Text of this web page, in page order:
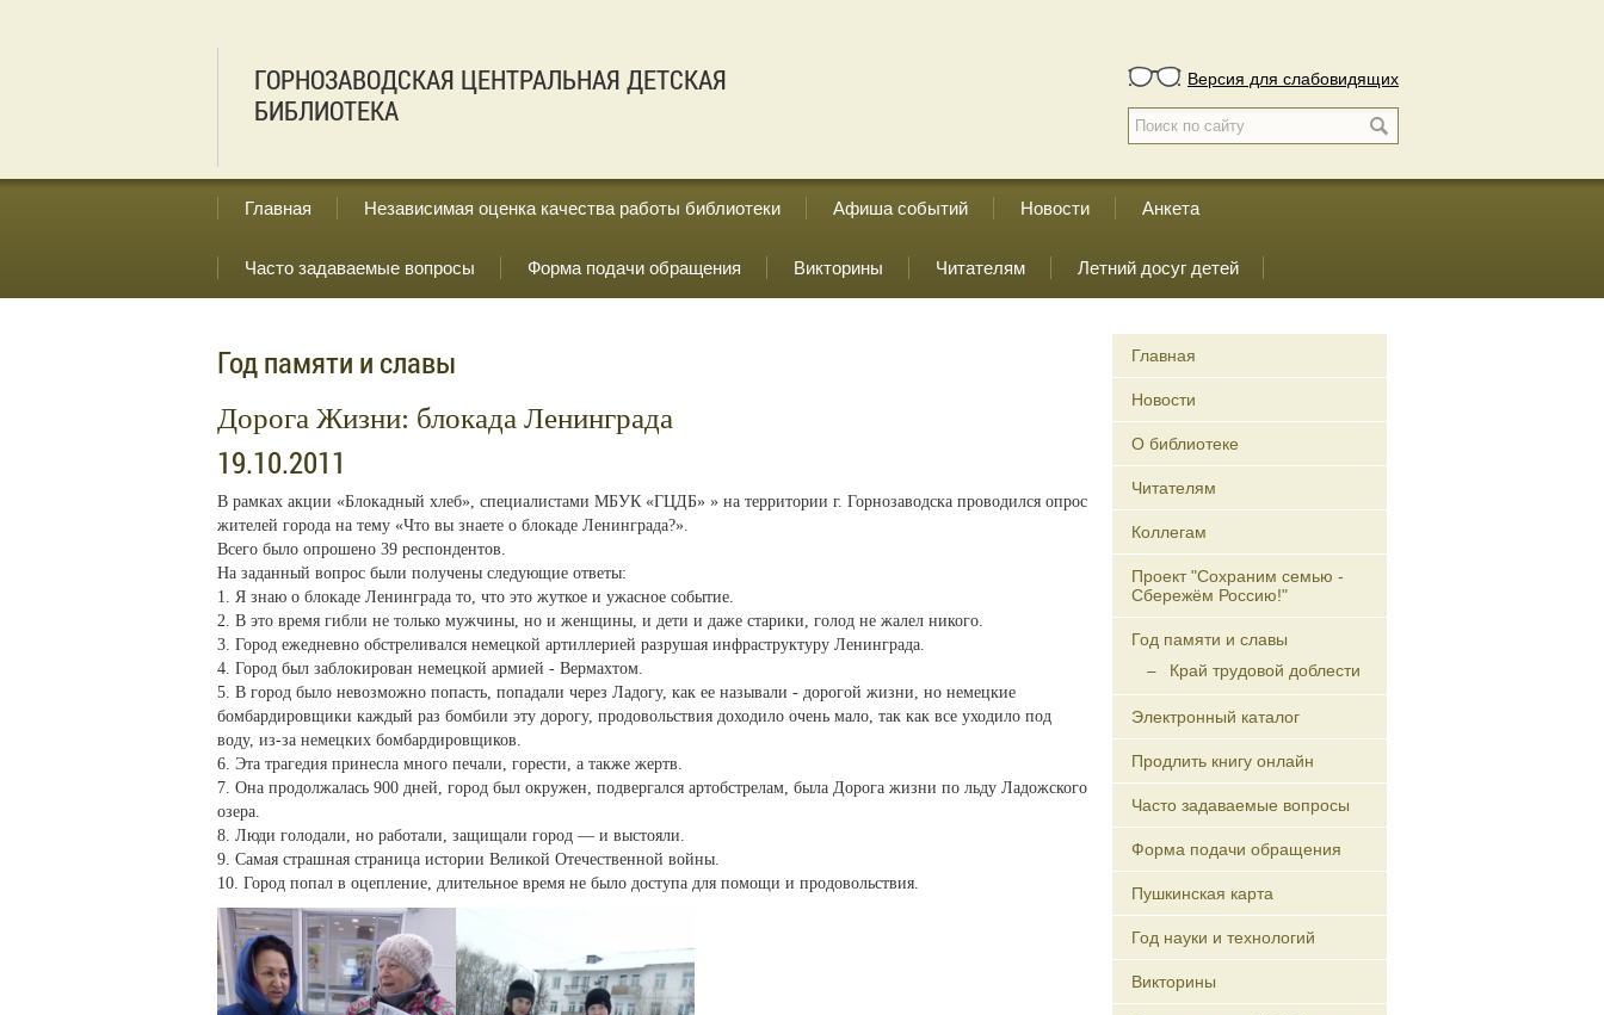
ГОРНОЗАВОДСКАЯ ЦЕНТРАЛЬНАЯ ДЕТСКАЯ
БИБЛИОТЕКА
Версия для слабовидящих
Главная Независимая оценка качества работы библиотеки Афиша событий Новости Анкета
Часто задаваемые вопросы Форма подачи обращения Викторины Читателям Летний досуг детей
Год памяти и славы
Дорога Жизни: блокада Ленинграда
19.10.2011
В рамках акции «Блокадный хлеб», специалистами МБУК «ГЦДБ» » на территории г. Горнозаводска проводился опрос
жителей города на тему «Что вы знаете о блокаде Ленинграда?».
Всего было опрошено 39 респондентов.
На заданный вопрос были получены следующие ответы:
1. Я знаю о блокаде Ленинграда то, что это жуткое и ужасное событие.
2. В это время гибли не только мужчины, но и женщины, и дети и даже старики, голод не жалел никого.
3. Город ежедневно обстреливался немецкой артиллерией разрушая инфраструктуру Ленинграда.
4. Город был заблокирован немецкой армией - Вермахтом.
5. В город было невозможно попасть, попадали через Ладогу, как ее называли - дорогой жизни, но немецкие
бомбардировщики каждый раз бомбили эту дорогу, продовольствия доходило очень мало, так как все уходило под
воду, из-за немецких бомбардировщиков.
6. Эта трагедия принесла много печали, горести, а также жертв.
7. Она продолжалась 900 дней, город был окружен, подвергался артобстрелам, была Дорога жизни по льду Ладожского
озера.
8. Люди голодали, но работали, защищали город — и выстояли.
9. Самая страшная страница истории Великой Отечественной войны.
10. Город попал в оцепление, длительное время не было доступа для помощи и продовольствия.
Главная
Новости
О библиотеке
Читателям
Коллегам
Проект "Сохраним семью -
Сбережём Россию!"
Год памяти и славы
Край трудовой доблести
Электронный каталог
Продлить книгу онлайн
Часто задаваемые вопросы
Форма подачи обращения
Пушкинская карта
Год науки и технологий
Викторины